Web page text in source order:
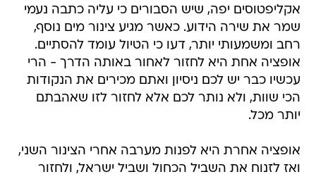
אקליפטוסים יפה, שיש הסבורים כי עליה כתבה נעמי
שמר את שירה הידוע. כאשר מגיע צינור מים נוסף,
רחב ומשמעותי יותר, דעו כי הטיול עומד להסתיים.
אופציה אחת היא לחזור לאחור באותה הדרך - הרי
עכשיו כבר יש לכם ניסיון ואתם מכירים את הנקודות
הכי שוות, ולא נותר לכם אלא לחזור לזו שאהבתם
יותר מכל.
אופציה אחרת היא לפנות מערבה אחרי הצינור השני,
ואז לזנוח את השביל הכחול ושביל ישראל, ולחזור